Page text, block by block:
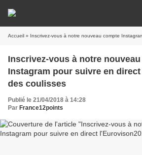
Accueil » Inscrivez-vous à notre nouveau compte Instagram pour suivre
Inscrivez-vous à notre
Instagram pour suivre en
des coulisses
Publié le 21/04/2018 à 14:28
Par France12points